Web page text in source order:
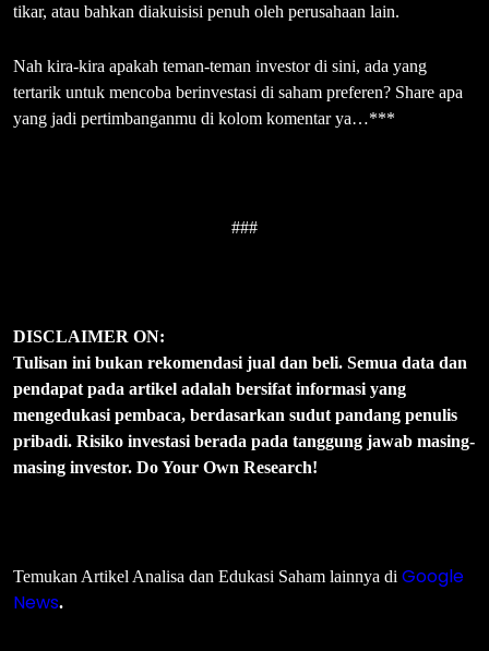
tikar, atau bahkan diakuisisi penuh oleh perusahaan lain.
Nah kira-kira apakah teman-teman investor di sini, ada yang
tertarik untuk mencoba berinvestasi di saham preferen? Share apa
yang jadi pertimbanganmu di kolom komentar ya…***
###
DISCLAIMER ON:
Tulisan ini bukan rekomendasi jual dan beli. Semua data dan
pendapat pada artikel adalah bersifat informasi yang
mengedukasi pembaca, berdasarkan sudut pandang penulis
pribadi. Risiko investasi berada pada tanggung jawab masing-
masing investor. Do Your Own Research!
Temukan Artikel Analisa dan Edukasi Saham lainnya di Google
News.